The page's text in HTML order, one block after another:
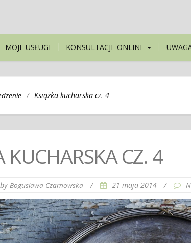
MOJE USŁUGI KONSULTACJE ONLINE
/ Książka kucharska cz. 4
KUCHARSKA CZ. 4
by Boguslawa Czarnowska / 21 maja 2014 /